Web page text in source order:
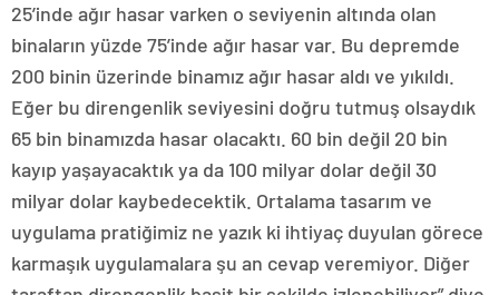
25’inde ağır hasar varken o seviyenin altında olan
binaların yüzde 75’inde ağır hasar var. Bu depremde
200 binin üzerinde binamız ağır hasar aldı ve yıkıldı.
Eğer bu direngenlik seviyesini doğru tutmuş olsaydık
65 bin binamızda hasar olacaktı. 60 bin değil 20 bin
kayıp yaşayacaktık ya da 100 milyar dolar değil 30
milyar dolar kaybedecektik. Ortalama tasarım ve
uygulama pratiğimiz ne yazık ki ihtiyaç duyulan görece
karmaşık uygulamalara şu an cevap veremiyor. Diğer